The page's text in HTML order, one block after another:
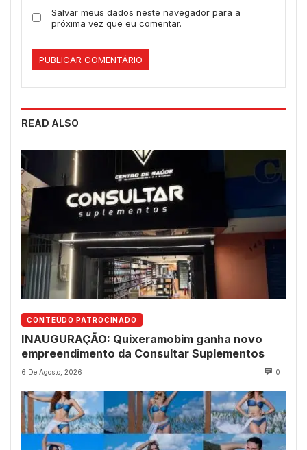
Salvar meus dados neste navegador para a
próxima vez que eu comentar.
READ ALSO
CONTEÚDO PATROCINADO
INAUGURAÇÃO: Quixeramobim ganha novo
empreendimento da Consultar Suplementos
6 De Agosto, 2026 0